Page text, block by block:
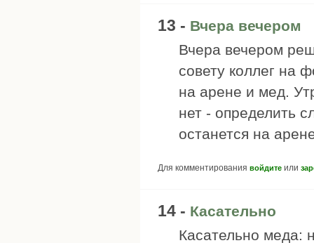
13 - Вчера вечером
Вчера вечером
совету коллег на
на арене и мед.
нет - определить
останется на
Для комментирования войдите или
14 - Касательно
Касательно меда: